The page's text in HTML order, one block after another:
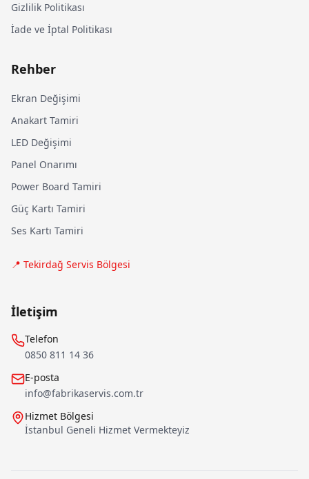
Gizlilik Politikası
İade ve İptal Politikası
Rehber
Ekran Değişimi
Anakart Tamiri
LED Değişimi
Panel Onarımı
Power Board Tamiri
Güç Kartı Tamiri
Ses Kartı Tamiri
📍 Tekirdağ Servis Bölgesi
İletişim
Telefon
0850 811 14 36
E-posta
info@fabrikaservis.com.tr
Hizmet Bölgesi
İstanbul Geneli Hizmet Vermekteyiz